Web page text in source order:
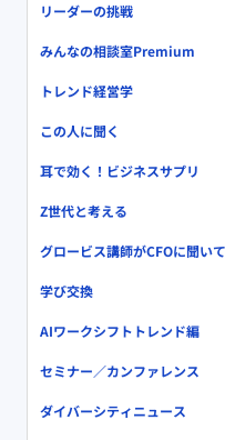
リーダーの挑戦
みんなの相談室Premium
トレンド経営学
この人に聞く
耳で効く！ビジネスサプリ
Z世代と考える
グロービス講師がCFOに聞い
学び交換
AIワークシフトトレンド編
セミナー／カンファレンス
ダイバーシティニュース